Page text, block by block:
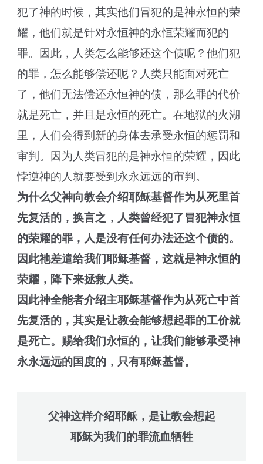
犯了神的时候，其实他们冒犯的是神永恒的荣
耀，他们就是针对永恒神的永恒荣耀而犯的
罪。因此，人类怎么能够还这个债呢？他们犯
的罪，怎么能够偿还呢？人类只能面对死亡
了，他们无法偿还永恒神的债，那么罪的代价
就是死亡，并且是永恒的死亡。在地狱的火湖
里，人们会得到新的身体去承受永恒的惩罚和
审判。因为人类冒犯的是神永恒的荣耀，因此
悖逆神的人就要受到永永远远的审判。
为什么父神向教会介绍耶稣基督作为从死里首
先复活的，换言之，人类曾经犯了冒犯神永恒
的荣耀的罪，人是没有任何办法还这个债的。
因此祂差遣给我们耶稣基督，这就是神永恒的
荣耀，降下来拯救人类。
因此神全能者介绍主耶稣基督作为从死亡中首
先复活的，其实是让教会能够想起罪的工价就
是死亡。赐给我们永恒的，让我们能够承受神
永永远远的国度的，只有耶稣基督。
父神这样介绍耶稣，是让教会想起
耶稣为我们的罪流血牺牲